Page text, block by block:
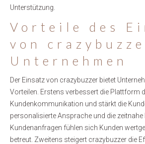
Unterstützung.
Vorteile des
von
Unternehmen
Der Einsatz von crazybuzzer bietet
Vorteilen. Erstens verbessert die Plattform
Kundenkommunikation und stärkt die
personalisierte Ansprache und die
Kundenanfragen fühlen sich Kunden
betreut. Zweitens steigert crazybuzzer die